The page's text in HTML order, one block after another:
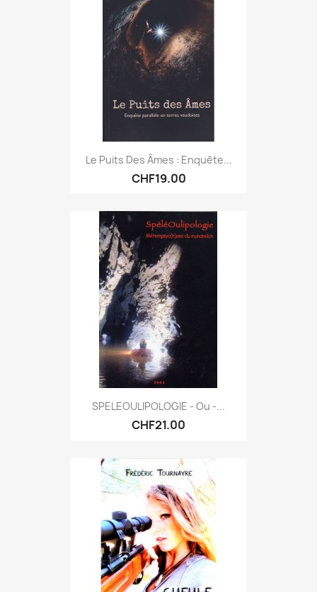
Le Puits Des Âmes : Enquête...
CHF19.00
SPELEOULIPOLOGIE - Ou -...
CHF21.00